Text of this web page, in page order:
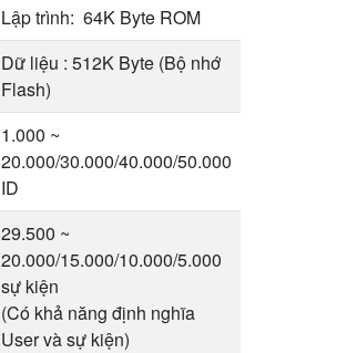
Lập trình: 64K Byte ROM
Dữ liệu : 512K Byte (Bộ nhớ
Flash)
1.000 ~
20.000/30.000/40.000/50.000
ID
29.500 ~
20.000/15.000/10.000/5.000
sự kiện
(Có khả năng định nghĩa
User và sự kiện)